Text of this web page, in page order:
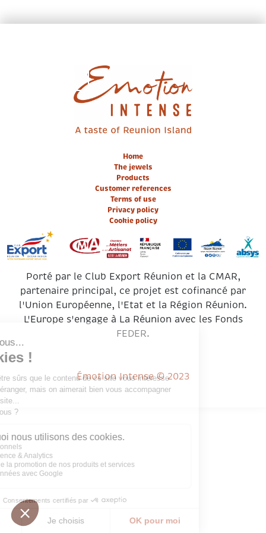
Home
The jewels
Products
Customer references
Terms of use
Privacy policy
Cookie policy
Porté par le Club Export Réunion et la CMAR,
partenaire principal, ce projet est cofinancé par
l'Union Européenne, l'Etat et la Région Réunion.
L'Europe s'engage à La Réunion avec les Fonds
FEDER.
Émotion Intense © 2023